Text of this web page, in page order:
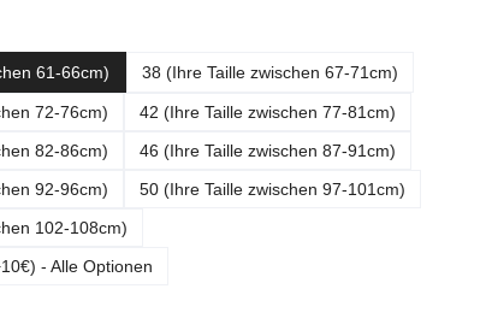
61-66cm) 38 (Ihre Taille zwischen 67-71cm)
72-76cm)
42 (Ihre Taille zwischen 77-81cm)
82-86cm)
46 (Ihre Taille zwischen 87-91cm)
92-96cm)
50 (Ihre Taille zwischen 97-101cm)
102-108cm)
- Alle Optionen